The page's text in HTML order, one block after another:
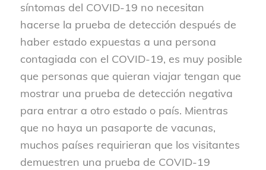
síntomas del COVID-19 no necesitan
hacerse la prueba de detección después de
haber estado expuestas a una persona
contagiada con el COVID-19, es muy posible
que personas que quieran viajar tengan que
mostrar una prueba de detección negativa
para entrar a otro estado o país. Mientras
que no haya un pasaporte de vacunas,
muchos países requirieran que los visitantes
demuestren una prueba de COVID-19